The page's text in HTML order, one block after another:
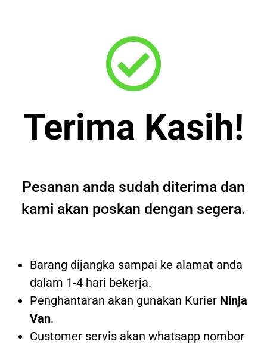
Terima Kasih!
Pesanan anda sudah diterima dan
kami akan poskan dengan segera.
Barang dijangka sampai ke alamat anda
dalam 1-4 hari bekerja.
Penghantaran akan gunakan Kurier Ninja
Van.
Customer servis akan whatsapp nombor